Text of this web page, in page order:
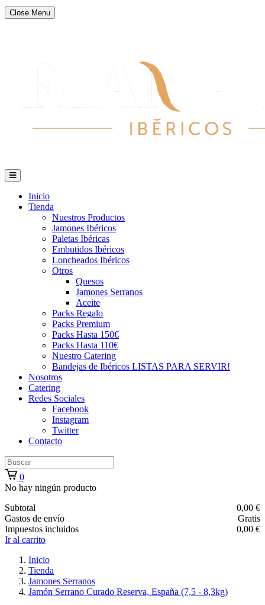
Close Menu
Inicio
Tienda
Nuestros Productos
Jamones Ibéricos
Paletas Ibéricas
Embutidos Ibéricos
Loncheados Ibéricos
Otros
Quesos
Jamones Serranos
Aceite
Packs Regalo
Packs Premium
Packs Hasta 150€
Packs Hasta 110€
Nuestro Catering
Bandejas de Ibéricos LISTAS PARA SERVIR!
Nosotros
Catering
Redes Sociales
Facebook
Instagram
Twitter
Contacto
0
No hay ningún producto
Subtotal
0,00 €
Gastos de envío
Gratis
Impuestos incluidos
0,00 €
Ir al carrito
Inicio
Tienda
Jamones Serranos
Jamón Serrano Curado Reserva, España (7,5 - 8,3kg)